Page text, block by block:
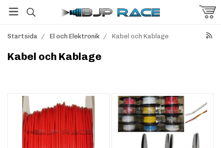
Startsida / El och Elektronik / Kabel och Kablage
Kabel och Kablage